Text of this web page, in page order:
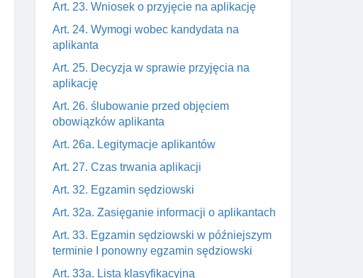
Art. 23. Wniosek o przyjęcie na aplikację
Art. 24. Wymogi wobec kandydata na
aplikanta
Art. 25. Decyzja w sprawie przyjęcia na
aplikację
Art. 26. ślubowanie przed objęciem
obowiązków aplikanta
Art. 26a. Legitymacje aplikantów
Art. 27. Czas trwania aplikacji
Art. 32. Egzamin sędziowski
Art. 32a. Zasięganie informacji o aplikantach
Art. 33. Egzamin sędziowski w późniejszym
terminie I ponowny egzamin sędziowski
Art. 33a. Lista klasyfikacyjną